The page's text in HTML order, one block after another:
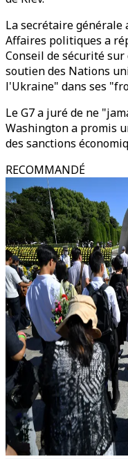
La secrétaire
Affaires politiques a
Conseil de sécurité
soutien des Nations
l'Ukraine" dans ses
Le G7 a juré de ne
Washington a promis
des sanctions
RECOMMANDÉ